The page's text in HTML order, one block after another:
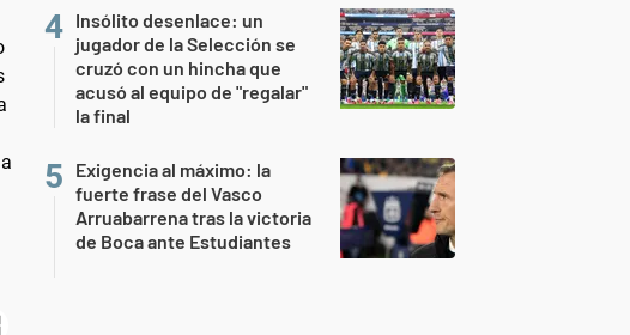
Insólito desenlace: un
jugador de la Selección se
cruzó con un hincha que
acusó al equipo de "regalar"
la final
Exigencia al máximo: la
fuerte frase del Vasco
Arruabarrena tras la victoria
de Boca ante Estudiantes